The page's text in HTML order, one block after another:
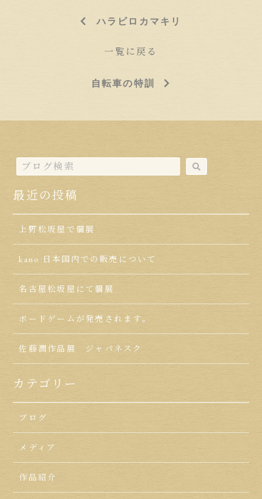
ハラビロカマキリ
一覧に戻る
自転車の特訓
最近の投稿
上野松坂屋で個展
kano 日本国内での販売について
名古屋松坂屋にて個展
ボードゲームが発売されます。
佐藤潤作品展 ジャパネスク
カテゴリー
ブログ
メディア
作品紹介